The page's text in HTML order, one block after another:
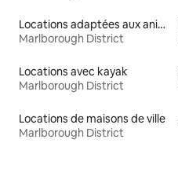
Locations adaptées aux animaux
Marlborough District
Locations avec kayak
Marlborough District
Locations de maisons de ville
Marlborough District